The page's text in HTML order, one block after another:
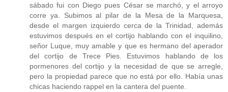
sábado fui con Diego pues César se marchó, y el arroyo
corre ya. Subimos al pilar de la Mesa de la Marquesa,
desde el margen izquierdo cerca de la Trinidad, además
estuvimos después en el cortijo hablando con el inquilino,
señor Luque, muy amable y que es hermano del aperador
del cortijo de Trece Pies. Estuvimos hablando de los
pormenores del cortijo y la necesidad de que se arregle,
pero la propiedad parece que no está por ello. Había unas
chicas haciendo rappel en la cantera del puente.